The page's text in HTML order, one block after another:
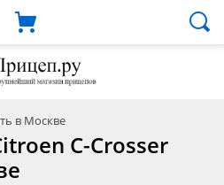
в Москве
C-Crosser